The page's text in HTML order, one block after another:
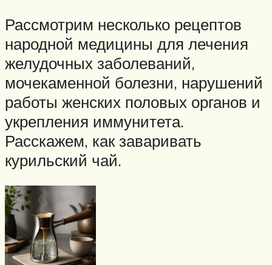
Рассмотрим несколько рецептов
народной медицины для лечения
желудочных заболеваний,
мочекаменной болезни, нарушений
работы женских половых органов и
укрепления иммунитета.
Расскажем, как заваривать
курильский чай.